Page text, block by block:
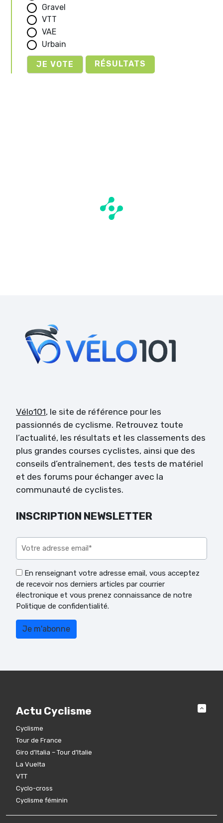
Gravel
VTT
VAE
Urbain
RÉSULTATS
Vélo101, le site de référence pour les
passionnés de cyclisme. Retrouvez toute
l’actualité, les résultats et les classements des
plus grandes courses cyclistes, ainsi que des
conseils d’entraînement, des tests de matériel
et des forums pour échanger avec la
communauté de cyclistes.
INSCRIPTION NEWSLETTER
En renseignant votre adresse email, vous acceptez
de recevoir nos derniers articles par courrier
électronique et vous prenez connaissance de notre
Politique de confidentialité.
Actu Cyclisme
Cyclisme
Tour de France
Giro d’Italia – Tour d’Italie
La Vuelta
VTT
Cyclo-cross
Cyclisme féminin